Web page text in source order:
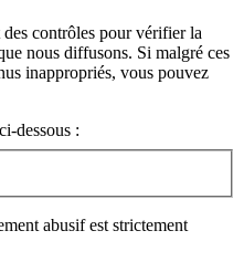
contrôles pour vérifier la
nous diffusons. Si malgré ces
inappropriés, vous pouvez
dessous :
abusif est strictement